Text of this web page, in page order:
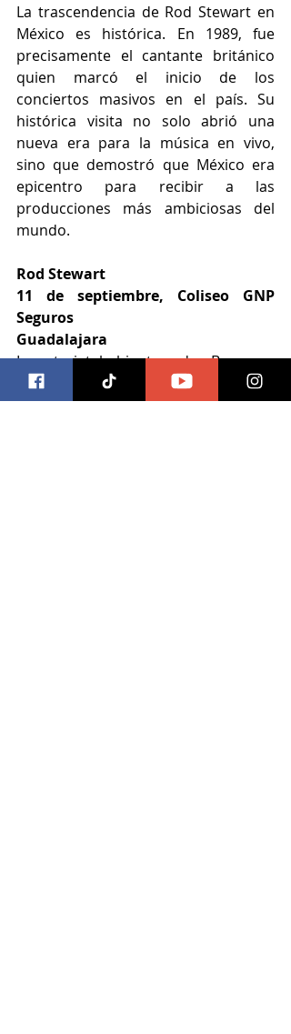
La trascendencia de Rod Stewart en
México es histórica. En 1989, fue
precisamente el cantante británico
quien marcó el inicio de los
conciertos masivos en el país. Su
histórica visita no solo abrió una
nueva era para la música en vivo,
sino que demostró que México era
epicentro para recibir a las
producciones más ambiciosas del
mundo.
Rod Stewart
11 de septiembre, Coliseo GNP
Seguros
Guadalajara
Los tarjetahabientes de Banamex
para los conciertos en México
tendrán acceso a boletos en